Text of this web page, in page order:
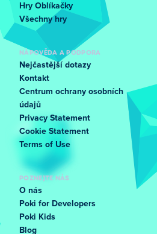
Hry Oblíkačky
Všechny hry
NÁPOVĚDA A PODPORA
Nejčastější dotazy
Kontakt
Centrum ochrany osobních
údajů
Privacy Statement
Cookie Statement
Terms of Use
POZNEJTE NÁS
O nás
Poki for Developers
Poki Kids
Blog